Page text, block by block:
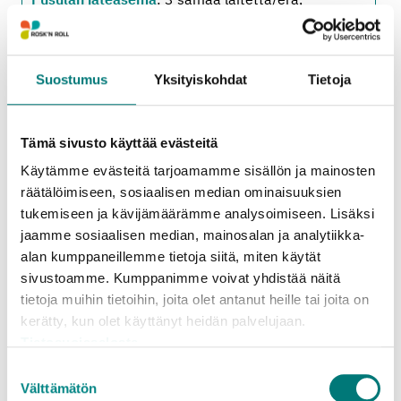
Suostumus Yksityiskohdat Tietoja
Tämä sivusto käyttää evästeitä
Käytämme evästeitä tarjoamamme sisällön ja mainosten
räätälöimiseen, sosiaalisen median ominaisuuksien
tukemiseen ja kävijämäärämme analysoimiseen. Lisäksi
jaamme sosiaalisen median, mainosalan ja analytiikka-
alan kumppaneillemme tietoja siitä, miten käytät
sivustoamme. Kumppanimme voivat yhdistää näitä
tietoja muihin tietoihin, joita olet antanut heille tai joita on
kerätty, kun olet käyttänyt heidän palvelujaan.
valinta
Välttämätön
loisteputket 50 kpl/erä
Ruotsinpyhtään jäteasema
: 3 samaa laitetta/erä,
Sipoon jäteasema
: 3 samaa laitetta/erä,
loisteputket 50 kpl/erä
loisteputket 50 kpl/erä
Vihdin jäteasema: 3 samaa laitetta/erä,
loisteputket 50 kpl/erä
Oheiset hinta- ja määrärajoitustiedot koskevat
jäteasemille tuotaviakotitalouksien
pienkuormia. (Alv 25,5 %.)
määrärajoitustiedot löytyvät erillisiltä